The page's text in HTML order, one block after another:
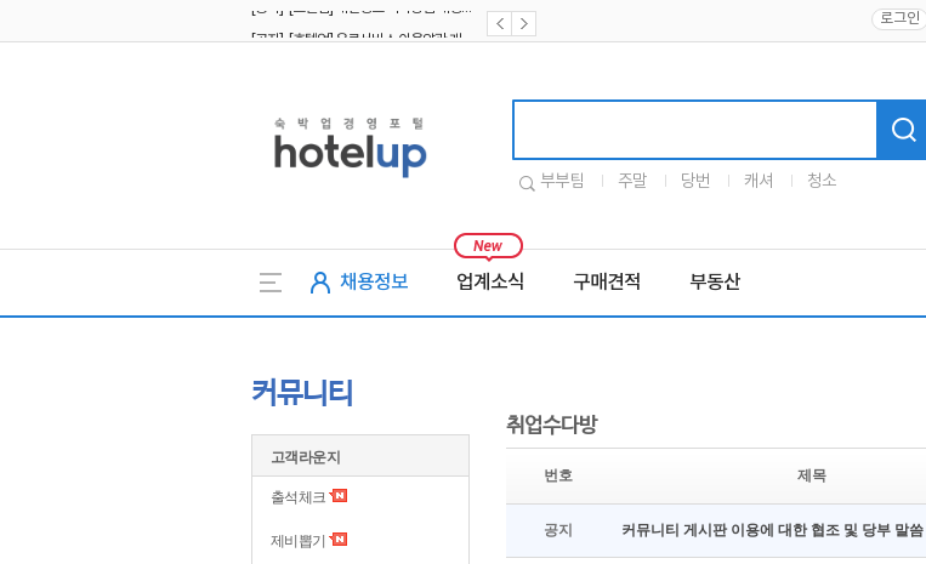
로그인
부부팀 주말 당번 캐셔 청소
채용정보 업계소식 구매견적 부동산
커뮤니티
고객라운지
출석체크
제비뽑기
취업수다방
번호 제목
공지 커뮤니티 게시판 이용에 대한 협조 및 당부 말씀